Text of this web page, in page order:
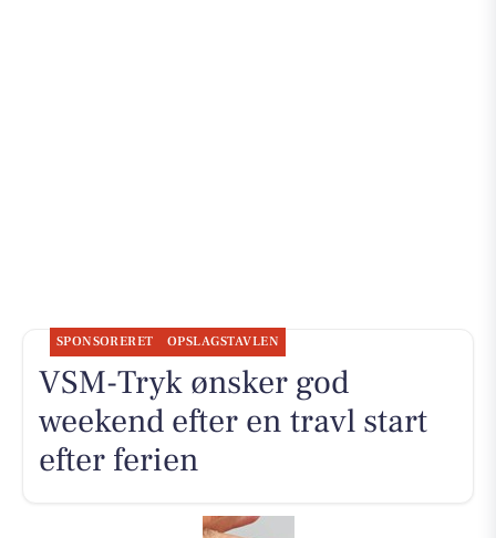
SPONSORERET OPSLAGSTAVLEN
VSM-Tryk ønsker god
weekend efter en travl start
efter ferien